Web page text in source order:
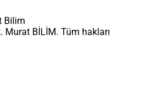
Bilim
BİLİM. Tüm hakları